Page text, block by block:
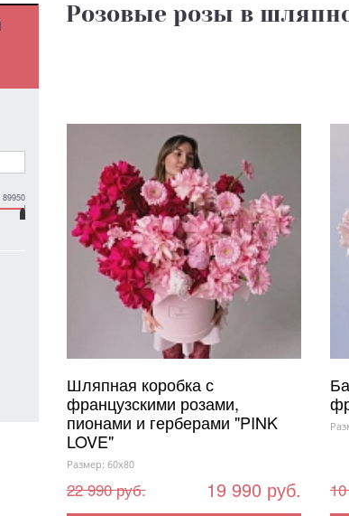
89950
Розовые розы в
Шляпная коробка с
французскими розами,
пионами и герберами "PINK
LOVE"
Размер: 60x80
22 990 руб. 19 990 руб.